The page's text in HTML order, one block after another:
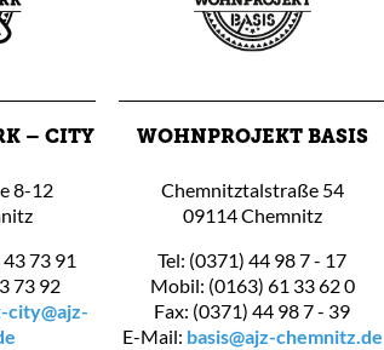
– CITY
8-12
73 91
73 92
WOHNPROJEKT BASIS
Chemnitztalstraße 54
09114 Chemnitz
Tel: (0371) 44 98 7 - 17
Mobil: (0163) 61 33 62 0
Fax: (0371) 44 98 7 - 39
E-Mail: basis@ajz-chemnitz.de